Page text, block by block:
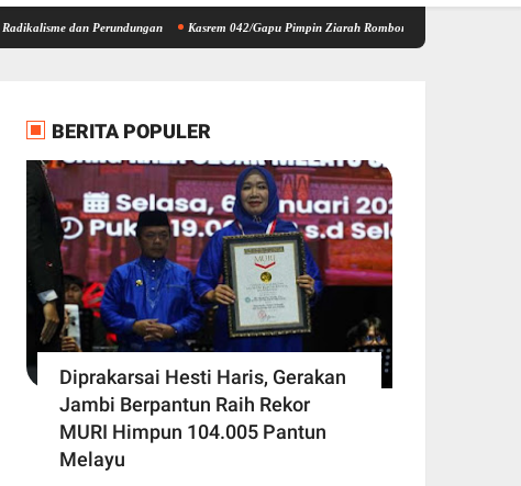
Perundungan Kasrem 042/Gapu Pimpin Ziarah Rombongan HUT Kodam XX/Tuanku
BERITA POPULER
Diprakarsai Hesti Haris, Gerakan
Jambi Berpantun Raih Rekor
MURI Himpun 104.005 Pantun
Melayu